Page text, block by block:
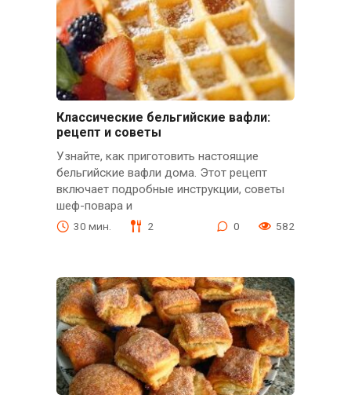
Классические бельгийские вафли:
рецепт и советы
Узнайте, как приготовить настоящие
бельгийские вафли дома. Этот рецепт
включает подробные инструкции, советы
шеф-повара и
30 мин. 2 0 582